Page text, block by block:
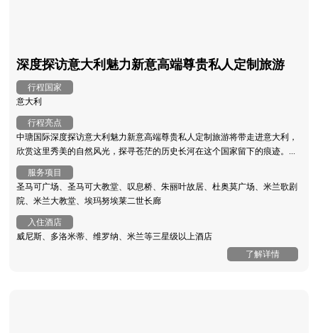
深度探访意大利魅力新意高端尊贵私人定制旅游
行程国家
意大利
行程亮点
中瑭国际深度探访意大利魅力新意高端尊贵私人定制旅游将带走进意大利，
欣赏这里秀美的自然风光，探寻苍茫的历史长河在这个国家留下的痕迹。...
服务项目
圣马可广场、圣马可大教堂、叹息桥、朱丽叶故居、杜奥莫广场、米兰歌剧
院、米兰大教堂、埃玛努埃莱二世长廊
入住酒店
威尼斯、多洛米蒂、维罗纳、米兰等三星级以上酒店
了解详情